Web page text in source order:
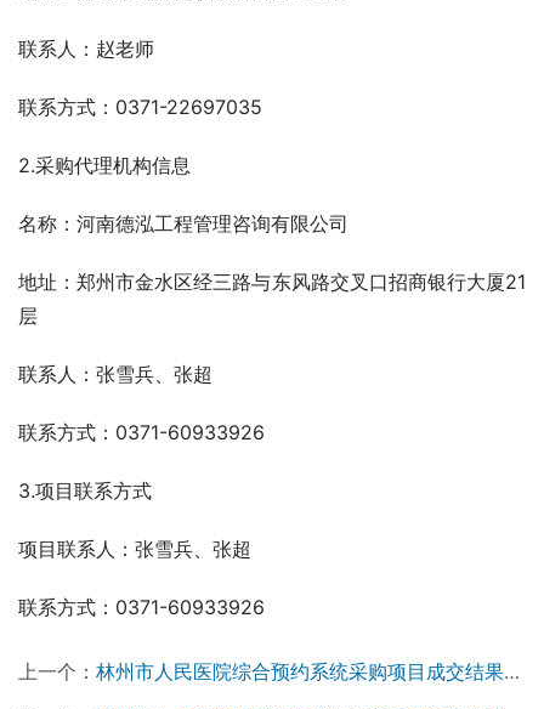
联系人：赵老师
联系方式：0371-22697035
2.采购代理机构信息
名称：河南德泓工程管理咨询有限公司
地址：郑州市金水区经三路与东风路交叉口招商银行大厦21
层
联系人：张雪兵、张超
联系方式：0371-60933926
3.项目联系方式
项目联系人：张雪兵、张超
联系方式：0371-60933926
上一个： 林州市人民医院综合预约系统采购项目成交结果公告